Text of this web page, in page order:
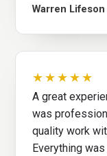
Warren Lifeson
★★★★★
A great
was
quality work
Everything